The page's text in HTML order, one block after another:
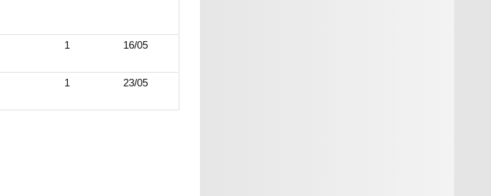
1 16/05
1 23/05